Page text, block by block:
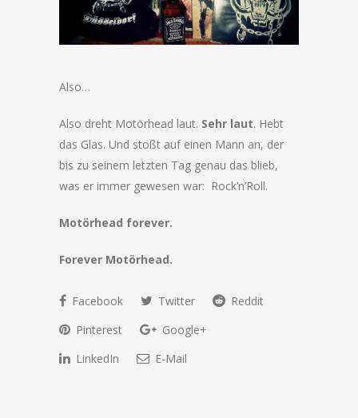
Also…
Also dreht Motörhead laut. Sehr laut. Hebt
das Glas. Und stoßt auf einen Mann an, der
bis zu seinem letzten Tag genau das blieb,
was er immer gewesen war: Rock’n’Roll.
Motörhead forever.
Forever Motörhead.
Facebook Twitter
Reddit
Pinterest
Google+
LinkedIn
E-Mail